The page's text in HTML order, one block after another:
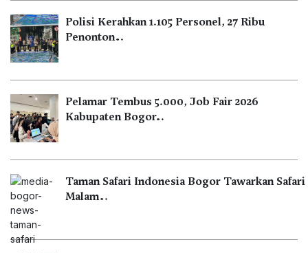
Polisi Kerahkan 1.105 Personel, 27 Ribu
Penonton…
Pelamar Tembus 5.000, Job Fair 2026
Kabupaten Bogor…
Taman Safari Indonesia Bogor Tawarkan Safari
Malam…